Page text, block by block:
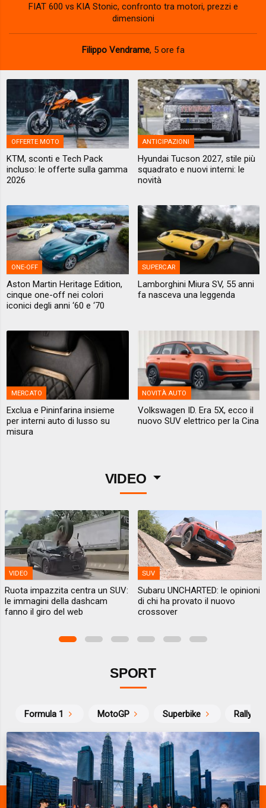
FIAT 600 vs KIA Stonic, confronto tra motori, prezzi e
dimensioni
Filippo Vendrame, 5 ore fa
OFFERTE MOTO
KTM, sconti e Tech Pack
incluso: le offerte sulla gamma
2026
ANTICIPAZIONI
Hyundai Tucson 2027, stile più
squadrato e nuovi interni: le
novità
ONE-OFF
Aston Martin Heritage Edition,
cinque one-off nei colori
iconici degli anni ‘60 e ‘70
SUPERCAR
Lamborghini Miura SV, 55 anni
fa nasceva una leggenda
MERCATO
Exclua e Pininfarina insieme
per interni auto di lusso su
misura
NOVITÀ AUTO
Volkswagen ID. Era 5X, ecco il
nuovo SUV elettrico per la Cina
VIDEO
VIDEO
Ruota impazzita centra un SUV:
le immagini della dashcam
fanno il giro del web
SUV
Subaru UNCHARTED: le opinioni
di chi ha provato il nuovo
crossover
SPORT
Formula 1 MotoGP Superbike Rally